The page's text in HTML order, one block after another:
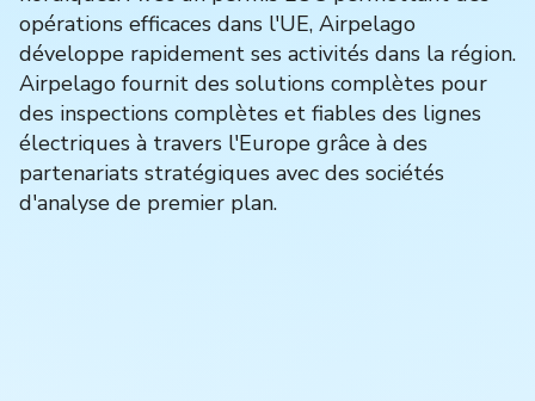
opérations efficaces dans l'UE, Airpelago
développe rapidement ses activités dans la région.
Airpelago fournit des solutions complètes pour
des inspections complètes et fiables des lignes
électriques à travers l'Europe grâce à des
partenariats stratégiques avec des sociétés
d'analyse de premier plan.